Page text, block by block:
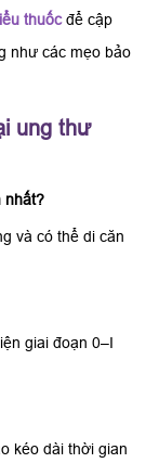
thuốcđể cập
như các mẹo bảo
ung thư
nhất?
và có thể di căn
giai đoạn 0–I
kéo dài thời gian